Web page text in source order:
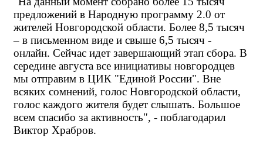
предложений в Народную программу 2.0 от
жителей Новгородской области. Более 8,5 тысяч
– в письменном виде и свыше 6,5 тысяч -
онлайн. Сейчас идет завершающий этап сбора. В
середине августа все инициативы новгородцев
мы отправим в ЦИК "Единой России". Вне
всяких сомнений, голос Новгородской области,
голос каждого жителя будет слышать. Большое
всем спасибо за активность", - поблагодарил
Виктор Храбров.